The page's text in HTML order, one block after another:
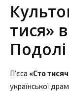
тися»
П’єса «Сто
української